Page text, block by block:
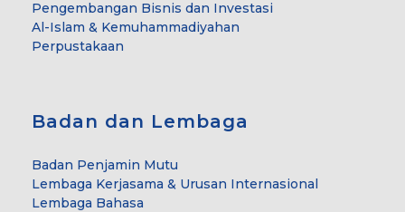
Pengembangan Bisnis dan Investasi
Al-Islam & Kemuhammadiyahan
Perpustakaan
Badan dan Lembaga
Badan Penjamin Mutu
Lembaga Kerjasama & Urusan Internasional
Lembaga Bahasa